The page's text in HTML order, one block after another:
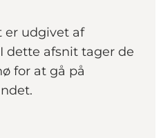
udgivet af
dette afsnit tager de
for at gå på